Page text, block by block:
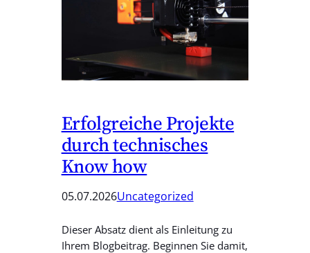
Erfolgreiche Projekte
durch technisches
Know how
05.07.2026Uncategorized
Dieser Absatz dient als Einleitung zu
Ihrem Blogbeitrag. Beginnen Sie damit,